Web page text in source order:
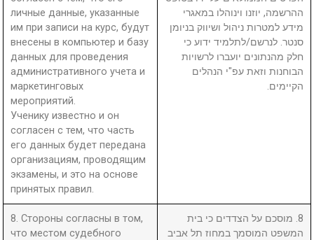
личные данные, указанные
им при записи на курс, будут
внесены в компьютер и базу
данных для проведения
административного учета и
маркетинговых
мероприятий.
Ученику известно и он
согласен с тем, что часть
его данных будет передана
организациям, проводящим
экзамены, и это на основе
принятых правил.
ההרשמה, יוזנו וינוהלו במאגרי
מידע למטרות ניהול ושיווק בניומן
סנטר. לנרשם/לתלמיד ידוע כי
חלק מהנתונים יועברו לרשויות
הבוחנות וזאת עפ"י הנהלים
הקיימים.
8. Стороны согласны в том,
что местом судебного
8. מוסכם על הצדדים כי בית
המשפט המוסמך במחוז תל אביב